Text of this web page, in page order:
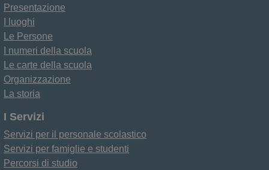
Presentazione
I luoghi
Le Persone
I numeri della scuola
Le carte della scuola
Organizzazione
La storia
I Servizi
Servizi per il personale scolastico
Servizi per famiglie e studenti
Percorsi di studio